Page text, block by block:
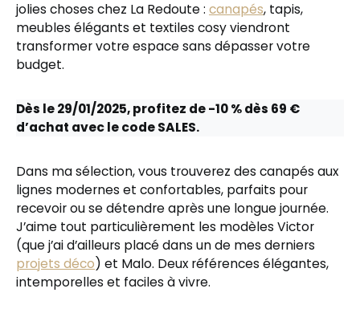
jolies choses chez La Redoute : canapés, tapis,
meubles élégants et textiles cosy viendront
transformer votre espace sans dépasser votre
budget.
Dès le 29/01/2025, profitez de -10 % dès 69 €
d’achat avec le code SALES.
Dans ma sélection, vous trouverez des canapés aux
lignes modernes et confortables, parfaits pour
recevoir ou se détendre après une longue journée.
J’aime tout particulièrement les modèles Victor
(que j’ai d’ailleurs placé dans un de mes derniers
projets déco) et Malo. Deux références élégantes,
intemporelles et faciles à vivre.